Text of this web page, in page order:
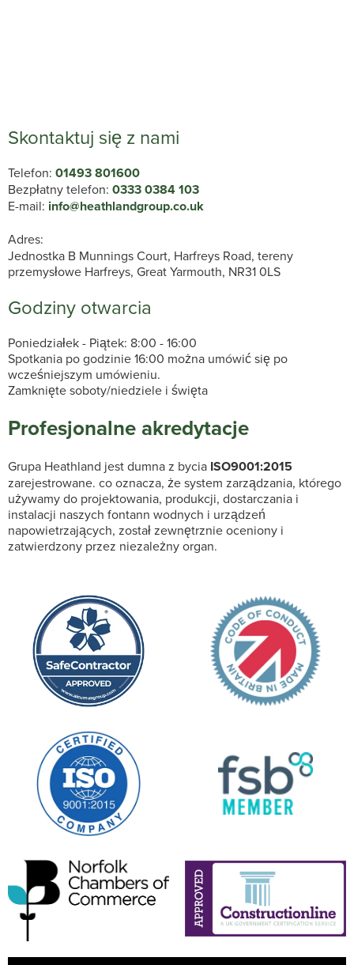
Skontaktuj się z nami
Telefon: 01493 801600
Bezpłatny telefon: 0333 0384 103
E-mail: info@heathlandgroup.co.uk
Adres:
Jednostka B Munnings Court, Harfreys Road, tereny
przemysłowe Harfreys, Great Yarmouth, NR31 0LS
Godziny otwarcia
Poniedziałek - Piątek: 8:00 - 16:00
Spotkania po godzinie 16:00 można umówić się po
wcześniejszym umówieniu.
Zamknięte soboty/niedziele i święta
Profesjonalne akredytacje
Grupa Heathland jest dumna z bycia ISO9001:2015
zarejestrowane. co oznacza, że system zarządzania, którego
używamy do projektowania, produkcji, dostarczania i
instalacji naszych fontann wodnych i urządzeń
napowietrzających, został zewnętrznie oceniony i
zatwierdzony przez niezależny organ.